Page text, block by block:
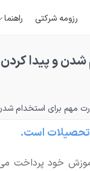
رزومه شرکتی راهنما
خود پرداخت